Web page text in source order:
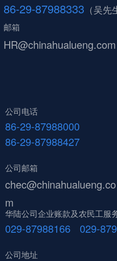
公司电话
86-29-87988000
86-29-87988427
公司邮箱
chec@chinahualueng.co
m
公司地址
华陆公司企业账款及农民工服
029-87988166 029-
86-29-87988333 （吴先
邮箱
HR@chinahualueng.com